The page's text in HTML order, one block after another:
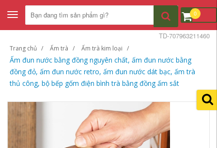
Toggle
navigation
0
Trang chủ Ấm trà Ấm trà kim loại
Ấm đun nước bằng đồng nguyên chất, ấm đun nước bằng
đồng đỏ, ấm đun nước retro, ấm đun nước dát bạc, ấm trà
thủ công, bộ bếp gốm điện bình trà bằng đồng ấm sắt
TD-707963211460